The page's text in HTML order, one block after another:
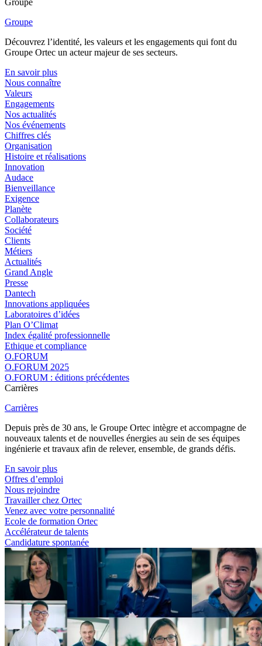
Groupe
Groupe
Découvrez l’identité, les valeurs et les engagements qui font du
Groupe Ortec un acteur majeur de ses secteurs.
En savoir plus
Nous connaître
Valeurs
Engagements
Nos actualités
Nos événements
Chiffres clés
Organisation
Histoire et réalisations
Innovation
Audace
Bienveillance
Exigence
Planète
Collaborateurs
Société
Clients
Métiers
Actualités
Grand Angle
Presse
Dantech
Innovations appliquées
Laboratoires d’idées
Plan O’Climat
Index égalité professionnelle
Ethique et compliance
O.FORUM
O.FORUM 2025
O.FORUM : éditions précédentes
Carrières
Carrières
Depuis près de 30 ans, le Groupe Ortec intègre et accompagne de
nouveaux talents et de nouvelles énergies au sein de ses équipes
ingénierie et travaux afin de relever, ensemble, de grands défis.
En savoir plus
Offres d’emploi
Nous rejoindre
Travailler chez Ortec
Venez avec votre personnalité
Ecole de formation Ortec
Accélérateur de talents
Candidature spontanée